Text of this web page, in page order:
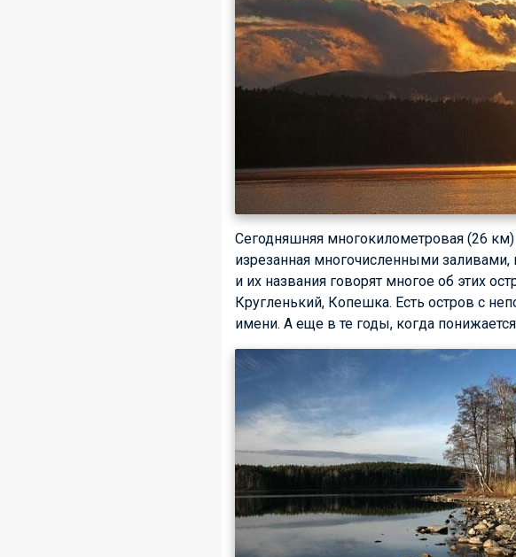
Сегодняшняя многокилометровая (26
изрезанная многочисленными
и их названия говорят многое об этих
Кругленький, Копешка. Есть остров с
имени. А еще в те годы, когда